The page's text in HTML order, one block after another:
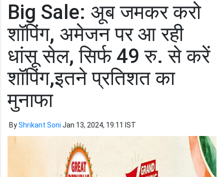
Big Sale: अूब जमकर करो
शॉपिंग, अमेजन पर आ रही
धांसू सेल, सिर्फ 49 रु. से करें
शॉपिंग,इतने प्रतिशत का
मुनाफा
ByShrikant Soni Jan 13, 2024, 19:11 IST